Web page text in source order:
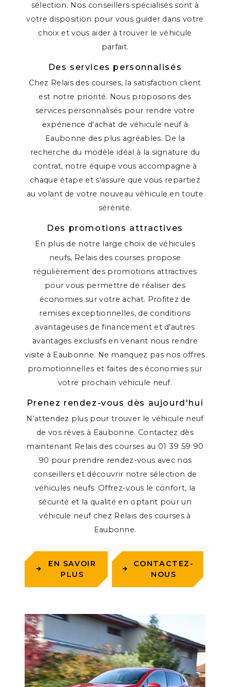
sélection. Nos conseillers spécialisés sont à
votre disposition pour vous guider dans votre
choix et vous aider à trouver le véhicule
parfait.
Des services personnalisés
Chez Relais des courses, la satisfaction client
est notre priorité. Nous proposons des
services personnalisés pour rendre votre
expérience d'achat de véhicule neuf à
Eaubonne des plus agréables. De la
recherche du modèle idéal à la signature du
contrat, notre équipe vous accompagne à
chaque étape et s'assure que vous repartiez
au volant de votre nouveau véhicule en toute
sérénité.
Des promotions attractives
En plus de notre large choix de véhicules
neufs, Relais des courses propose
régulièrement des promotions attractives
pour vous permettre de réaliser des
économies sur votre achat. Profitez de
remises exceptionnelles, de conditions
avantageuses de financement et d'autres
avantages exclusifs en venant nous rendre
visite à Eaubonne. Ne manquez pas nos offres
promotionnelles et faites des économies sur
votre prochain véhicule neuf.
Prenez rendez-vous dès aujourd'hui
N'attendez plus pour trouver le véhicule neuf
de vos rêves à Eaubonne. Contactez dès
maintenant Relais des courses au 01 39 59 90
90 pour prendre rendez-vous avec nos
conseillers et découvrir notre sélection de
véhicules neufs. Offrez-vous le confort, la
sécurité et la qualité en optant pour un
véhicule neuf chez Relais des courses à
Eaubonne.
EN SAVOIR
PLUS
CONTACTEZ-
NOUS